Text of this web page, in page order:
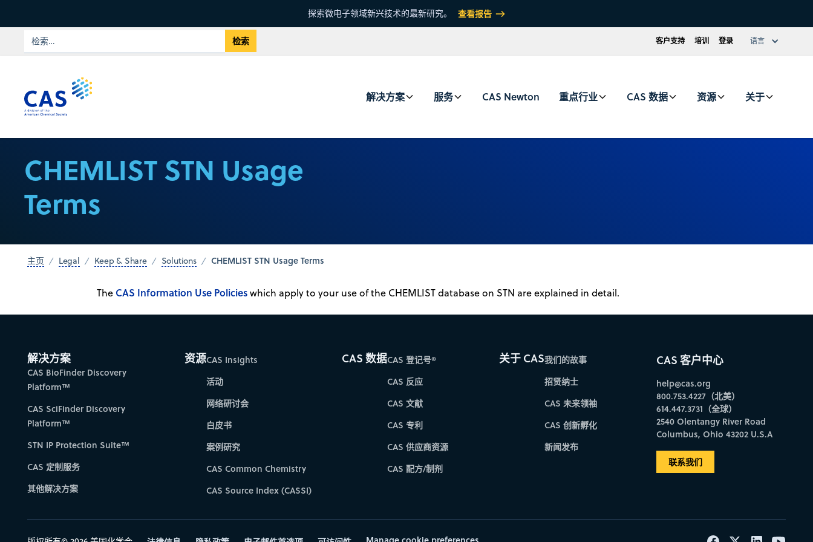
探索微电子领域新兴技术的最新研究。 查看报告
客户支持 培训 登录 语言
解决方案 服务 CAS Newton 重点行业 CAS 数据 资源 关于
CHEMLIST STN Usage
Terms
主页 Legal Keep & Share Solutions CHEMLIST STN Usage Terms
The CAS Information Use Policieswhich apply to your use of the CHEMLIST database on STN are explained in detail.
解决方案
CAS BioFinder Discovery
Platform™
CAS SciFinder Discovery
Platform™
STN IP Protection Suite™
CAS 定制服务
其他解决方案
资源CAS Insights
活动
网络研讨会
白皮书
案例研究
CAS Common Chemistry
CAS Source Index (CASSI)
CAS 数据CAS 登记号®
CAS 反应
CAS 文献
CAS 专利
CAS 供应商资源
CAS 配方/制剂
关于 CAS我们的故事
招贤纳士
CAS 未来领袖
CAS 创新孵化
新闻发布
CAS 客户中心
help@cas.org
800.753.4227（北美）
614.447.3731（全球）
2540 Olentangy River Road
Columbus, Ohio 43202 U.S.A
联系我们